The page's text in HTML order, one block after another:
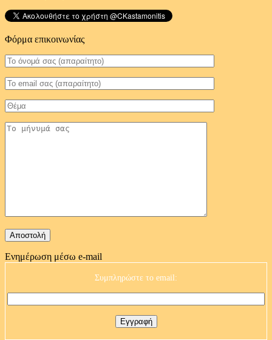
Φόρμα επικοινωνίας
Ενημέρωση μέσω e-mail
Συμπληρώστε το email: